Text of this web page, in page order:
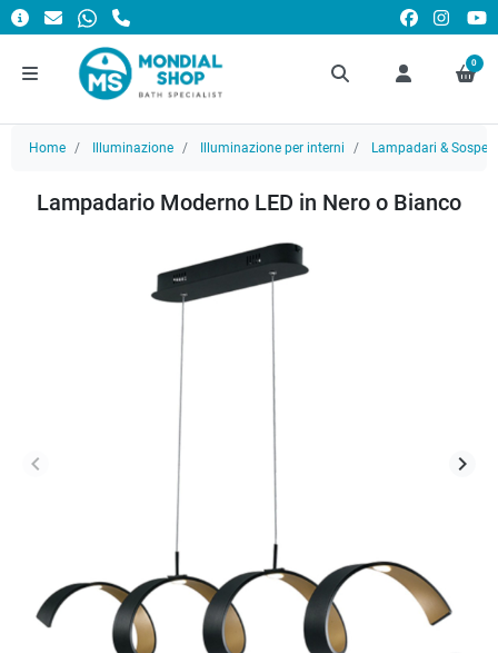
0
Home Illuminazione Illuminazione per interni Lampadari &
Lampadario Moderno LED in Nero o Bianco
Precedente
keyboard_arrow_left keyboard_arrow_right